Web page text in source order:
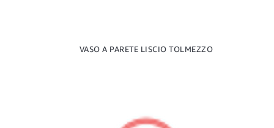
VASO A PARETE LISCIO TOLMEZZO